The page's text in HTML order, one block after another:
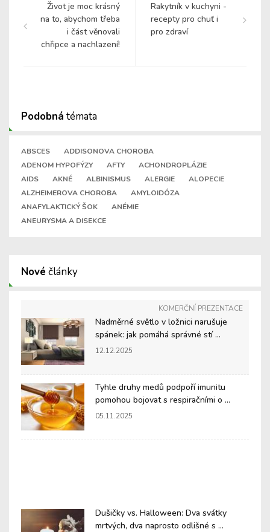
Život je moc krásný
na to, abychom třeba
i část věnovali
chřipce a nachlazení!
Rakytník v kuchyni -
recepty pro chuť i
pro zdraví
Podobná témata
ABSCES
ADDISONOVA CHOROBA
ADENOM HYPOFÝZY
AFTY
ACHONDROPLÁZIE
AIDS
AKNÉ ALBINISMUS ALERGIE
ALOPECIE
ALZHEIMEROVA CHOROBA
AMYLOIDÓZA
ANAFYLAKTICKÝ ŠOK
ANÉMIE
ANEURYSMA A DISEKCE
Nové články
KOMERČNÍ PREZENTACE
Nadměrné světlo v ložnici narušuje
spánek: jak pomáhá správné stí ...
12.12.2025
Tyhle druhy medů podpoří imunitu
pomohou bojovat s respiračními o ...
05.11.2025
Dušičky vs. Halloween: Dva svátky
mrtvých, dva naprosto odlišné s ...